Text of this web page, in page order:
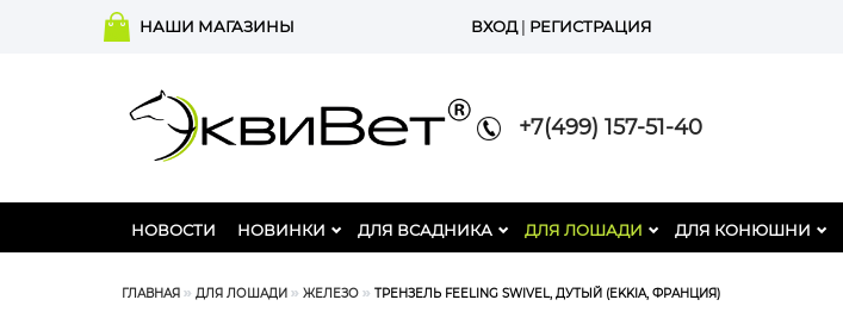
НАШИ МАГАЗИНЫ ВХОД| РЕГИСТРАЦИЯ
+7(499) 157-51-40
НОВОСТИ НОВИНКИ ДЛЯ ВСАДНИКА ДЛЯ ЛОШАДИ ДЛЯ КОНЮШНИ
ГЛАВНАЯ ДЛЯ ЛОШАДИ ЖЕЛЕЗО ТРЕНЗЕЛЬ FEELING SWIVEL, ДУТЫЙ (EKKIA, ФРАНЦИЯ)